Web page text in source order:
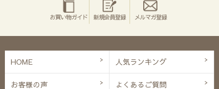
お買い物ガイド 新規会員登録 メルマガ登録
HOME 人気ランキング
お客様の声 よくあるご質問